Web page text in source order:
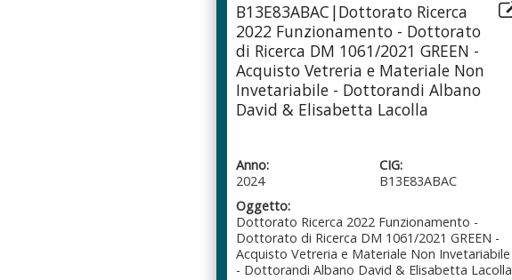
B13E83ABAC|Dottorato Ricerca
2022 Funzionamento - Dottorato
di Ricerca DM 1061/2021 GREEN -
Acquisto Vetreria e Materiale Non
Invetariabile - Dottorandi Albano
David & Elisabetta Lacolla
Anno:
2024
CIG:
B13E83ABAC
Oggetto:
Dottorato Ricerca 2022 Funzionamento -
Dottorato di Ricerca DM 1061/2021 GREEN -
Acquisto Vetreria e Materiale Non Invetariabile
- Dottorandi Albano David & Elisabetta Lacolla